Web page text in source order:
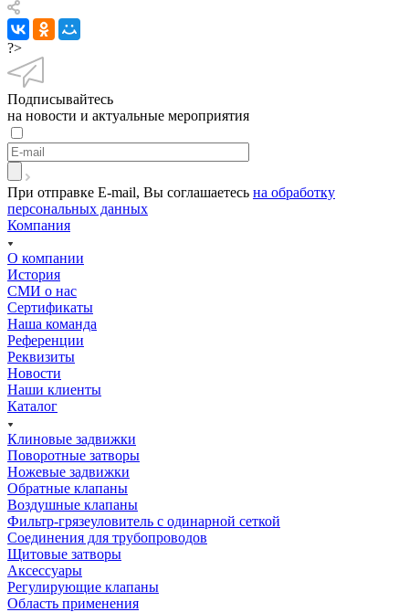
?>
Подписывайтесь
на новости и актуальные мероприятия
При отправке E-mail, Вы соглашаетесь на обработку
персональных данных
Компания
О компании
История
СМИ о нас
Cертификаты
Наша команда
Референции
Реквизиты
Новости
Наши клиенты
Каталог
Клиновые задвижки
Поворотные затворы
Ножевые задвижки
Обратные клапаны
Воздушные клапаны
Фильтр-грязеуловитель с одинарной сеткой
Соединения для трубопроводов
Щитовые затворы
Аксессуары
Регулирующие клапаны
Область применения